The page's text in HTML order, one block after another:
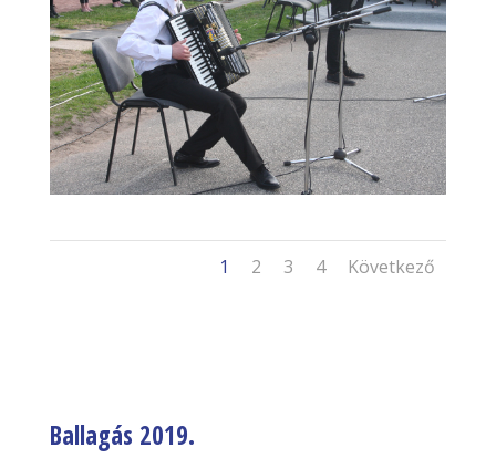
1 2 3 4 Következő
Ballagás 2019.